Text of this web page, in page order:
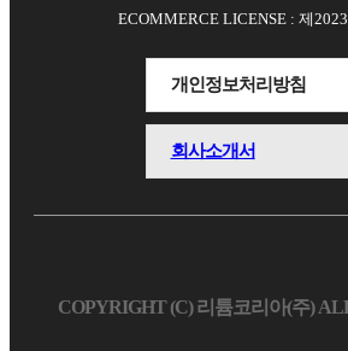
ECOMMERCE LICENSE : 제
개인정보처리방침
회사소개서
COPYRIGHT (C) 리튬코리아(주)